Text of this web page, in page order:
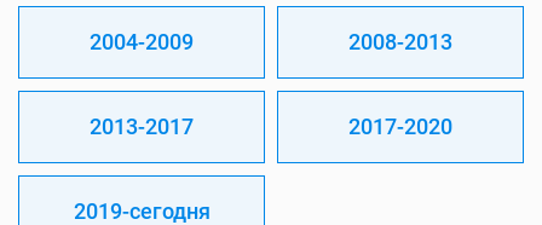
2004-2009 2008-2013
2013-2017 2017-2020
2019-сегодня